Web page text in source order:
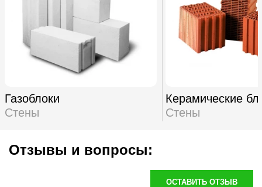
Газоблоки
Стены
Керамические
Стены
Отзывы и вопросы:
ОСТАВИТЬ ОТЗЫВ